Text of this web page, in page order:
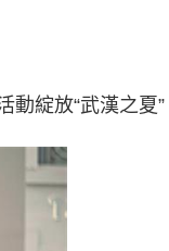
綻放“武漢之夏”